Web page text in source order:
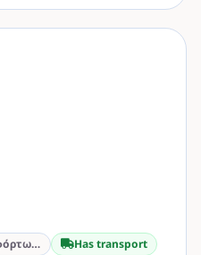
Κουβάλημα (Φόρτωμα/Ξεφόρτωμα) Has transport